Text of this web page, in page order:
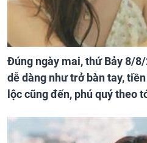
Đúng ngày mai, thứ Bảy 8/
dễ dàng như trở bàn tay,
lộc cũng đến, phú quý theo